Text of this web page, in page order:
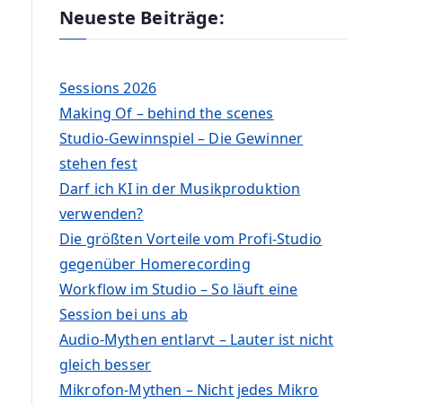
Neueste Beiträge:
Sessions 2026
Making Of – behind the scenes
Studio-Gewinnspiel – Die Gewinner
stehen fest
Darf ich KI in der Musikproduktion
verwenden?
Die größten Vorteile vom Profi-Studio
gegenüber Homerecording
Workflow im Studio – So läuft eine
Session bei uns ab
Audio-Mythen entlarvt – Lauter ist nicht
gleich besser
Mikrofon-Mythen – Nicht jedes Mikro